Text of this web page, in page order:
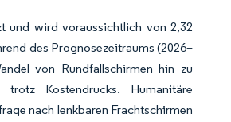
und wird voraussichtlich von 2,32
des Prognosezeitraums (2026–
von Rundfallschirmen hin zu
trotz Kostendrucks. Humanitäre
nach lenkbaren Frachtschirmen